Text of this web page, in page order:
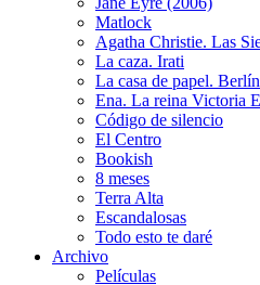
Matlock
Agatha Christie. Las
La caza. Irati
La casa de papel.
Ena. La reina Victoria
Código de silencio
El Centro
Bookish
8 meses
Terra Alta
Escandalosas
Todo esto te daré
Archivo
Películas